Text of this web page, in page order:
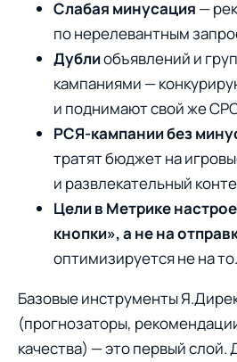
Слабая минусация —
по нерелевантным
Дублиобъявлений и
кампаниями —
и поднимают свой же
РСЯ-кампании без
тратят бюджет на
и развлекательный
Цели в Метрике
кнопки», а не на
оптимизируется не на то.
Базовые инструменты
(прогнозаторы,
качества) — это первый